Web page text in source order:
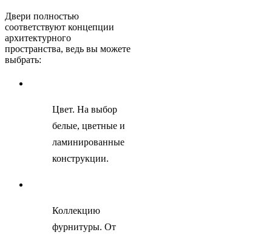
Двери полностью
соответствуют концепции
архитектурного
пространства, ведь вы можете
выбрать:
Цвет. На выбор
белые, цветные и
ламинированные
конструкции.
Коллекцию
фурнитуры. От